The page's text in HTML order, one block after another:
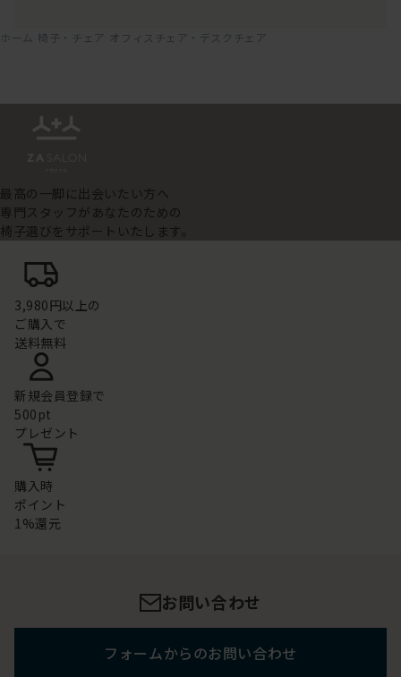
ホーム 椅子・チェア オフィスチェア・デスクチェア
最高の一脚に出会いたい方へ
専門スタッフがあなたのための
椅子選びをサポートいたします。
3,980円以上の
ご購入で
送料無料
新規会員登録で
500pt
プレゼント
購入時
ポイント
1%還元
お問い合わせ
フォームからのお問い合わせ